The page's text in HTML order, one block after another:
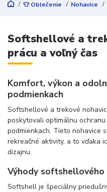
👕 Oblečenie Nohavice
Softshellové a
prácu a voľný čas
Komfort, výkon a
podmienkach
Softshellové a trekové
poskytovali optimálnu
podmienkach. Tieto nohavice
rekreačné aktivity, a to vďaka
dizajnu.
Výhody
Softshell je špeciálny